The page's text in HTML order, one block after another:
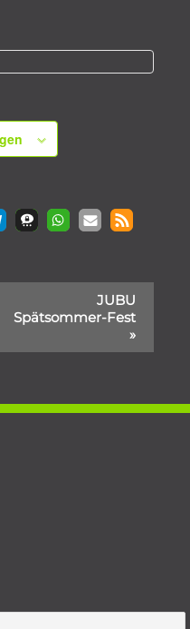
JUBU
Spätsommer-Fest
»